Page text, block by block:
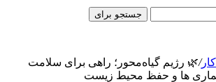
جستجو برای
/🌿 رژیم گیاه‌محور؛ راهی برای سلامت
بیماری ها و حفظ محیط زیست